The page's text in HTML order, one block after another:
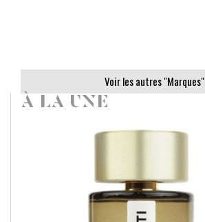
Voir les autres "Marques"
À LA UNE